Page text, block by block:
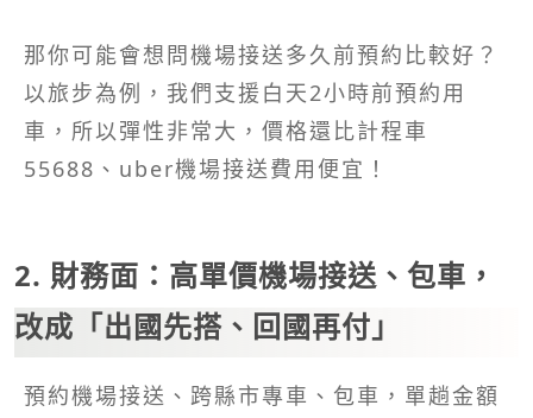
那你可能會想問機場接送多久前預約比較好？
以旅步為例，我們支援白天2小時前預約用
車，所以彈性非常大，價格還比計程車
55688、uber機場接送費用便宜！
2. 財務面：高單價機場接送、包車，
改成「出國先搭、回國再付」
預約機場接送、跨縣市專車、包車，單趟金額